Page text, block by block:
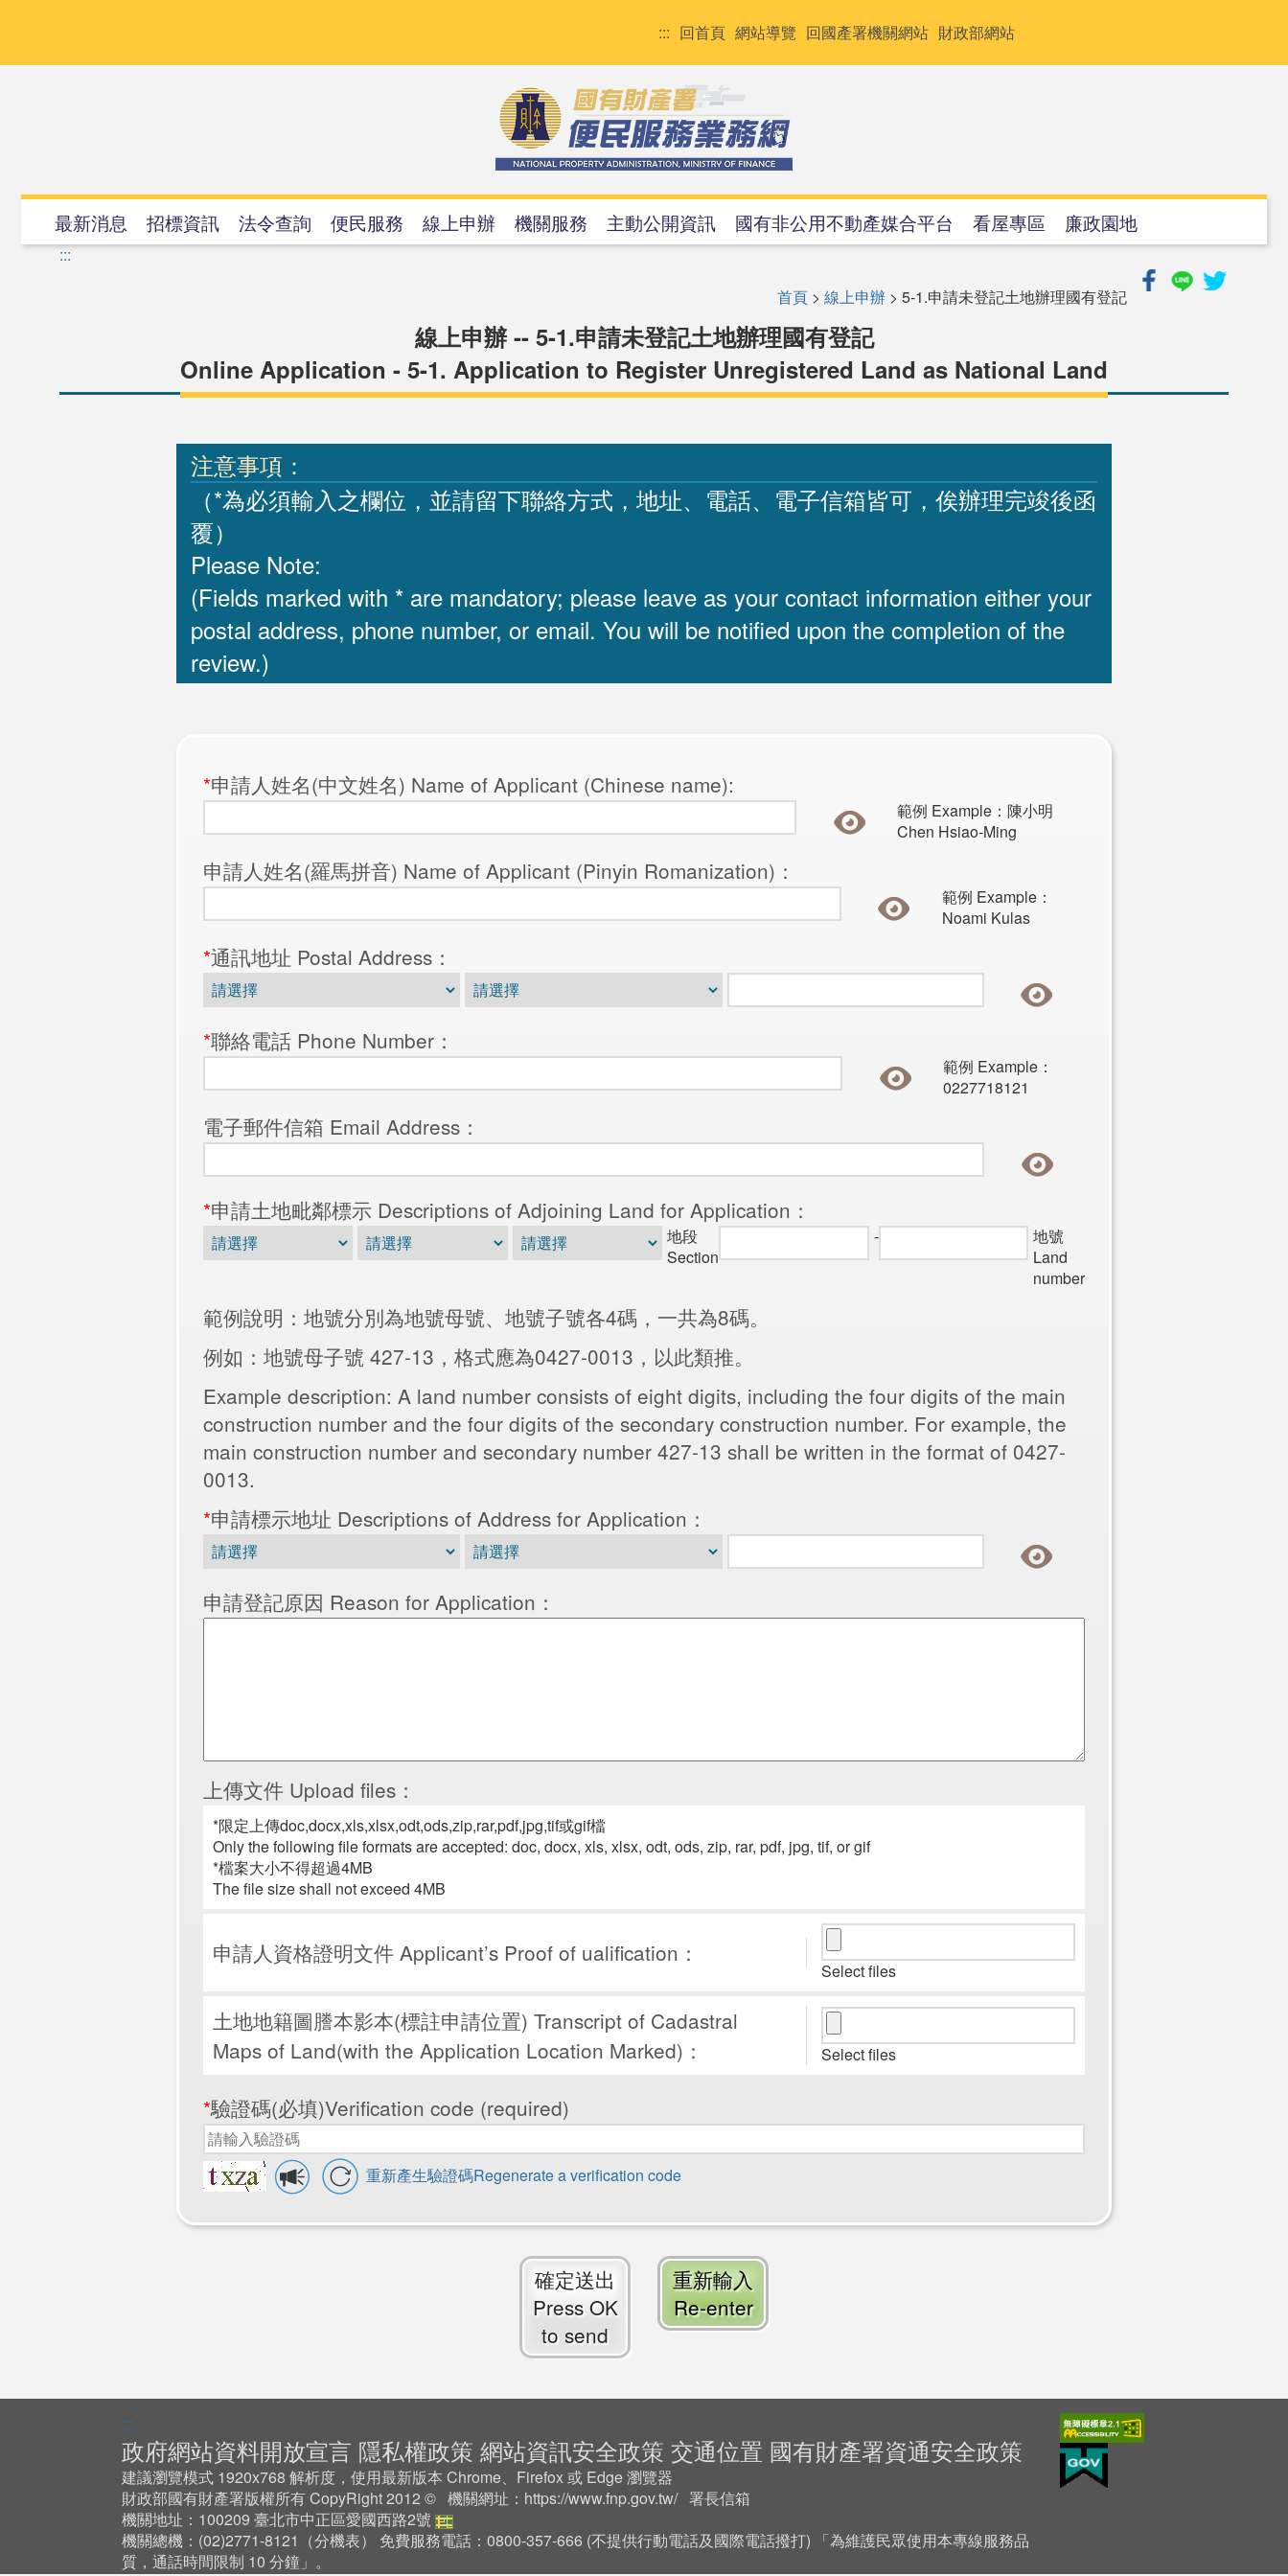
要
::: 回首頁 網站導覽 回國產署機關網站 財政部網站
最新消息 招標資訊 法令查詢 便民服務 線上申辦 機關服務 主動公開資訊 國有非公用不動產媒合平台 看屋專區 廉政園地
:::
首頁 > 線上申辦 > 5-1.申請未登記土地辦理國有登記
線上申辦 -- 5-1.申請未登記土地辦理國有登記
Online Application - 5-1. Application to Register Unregistered Land as National Land
注意事項：
（*為必須輸入之欄位，並請留下聯絡方式，地址、電話、電子信箱皆可，俟辦理完竣後函
覆）
Please Note:
(Fields marked with * are mandatory; please leave as your contact information either your
postal address, phone number, or email. You will be notified upon the completion of the
review.)
*申請人姓名(中文姓名) Name of Applicant (Chinese name):
範例 Example：陳小明
Chen Hsiao-Ming
申請人姓名(羅馬拼音) Name of Applicant (Pinyin Romanization)：
範例 Example：
Noami Kulas
*通訊地址 Postal Address：
*聯絡電話 Phone Number：
範例 Example：
0227718121
電子郵件信箱 Email Address：
*申請土地毗鄰標示 Descriptions of Adjoining Land for Application：
地段
Section
-
地號
Land
number
範例說明：地號分別為地號母號、地號子號各4碼，一共為8碼。
例如：地號母子號 427-13，格式應為0427-0013，以此類推。
Example description: A land number consists of eight digits, including the four digits of the main
construction number and the four digits of the secondary construction number. For example, the
main construction number and secondary number 427-13 shall be written in the format of 0427-
0013.
*申請標示地址 Descriptions of Address for Application：
申請登記原因 Reason for Application：
上傳文件 Upload files：
*限定上傳doc,docx,xls,xlsx,odt,ods,zip,rar,pdf,jpg,tif或gif檔
Only the following file formats are accepted: doc, docx, xls, xlsx, odt, ods, zip, rar, pdf, jpg, tif, or gif
*檔案大小不得超過4MB
The file size shall not exceed 4MB
申請人資格證明文件 Applicant’s Proof of ualification：
Select files
土地地籍圖謄本影本(標註申請位置) Transcript of Cadastral
Maps of Land(with the Application Location Marked)：
Select files
*驗證碼(必填)Verification code (required)
重新產生驗證碼Regenerate a verification code
確定送出
Press OK
to send
重新輸入
Re-enter
:::
政府網站資料開放宣言 隱私權政策 網站資訊安全政策 交通位置 國有財產署資通安全政策
建議瀏覽模式 1920x768 解析度，使用最新版本 Chrome、Firefox 或 Edge 瀏覽器
財政部國有財產署版權所有 CopyRight 2012 © 機關網址： https://www.fnp.gov.tw/ 署長信箱
機關地址：100209 臺北市中正區愛國西路2號
機關總機：(02)2771-8121（分機表） 免費服務電話：0800-357-666 (不提供行動電話及國際電話撥打) 「為維護民眾使用本專線服務品
質，通話時間限制 10 分鐘」。